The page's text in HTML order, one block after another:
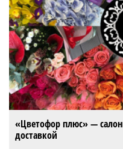
«Цветофор плюс» —
доставкой